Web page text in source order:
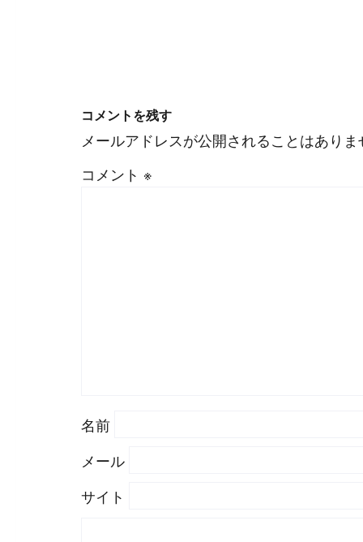
コメントを残す
メールアドレスが公開されることはありま
コメント ※
名前
メール
サイト